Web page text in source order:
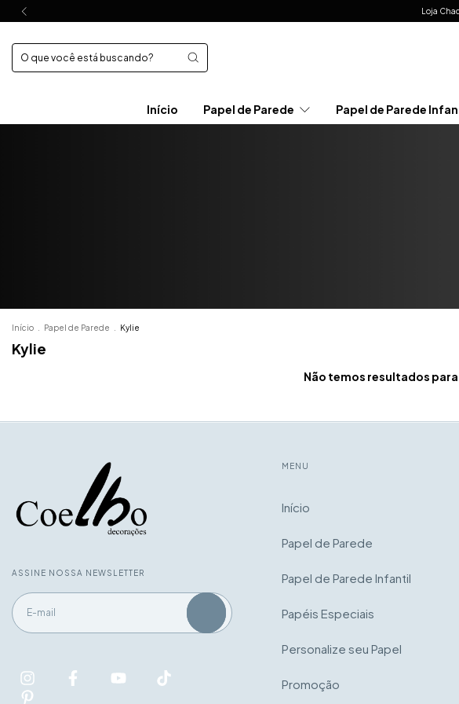
Loja
Início Papel de Parede Papel de Parede
Início Papel de Parede Kylie
Kylie
Não temos resultados
ASSINE NOSSA NEWSLETTER
MENU
Início
Papel de Parede
Papel de Parede Infantil
Papéis Especiais
Personalize seu Papel
Promoção